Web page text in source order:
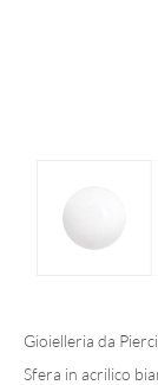
Gioielleria da
Sfera in acrilico